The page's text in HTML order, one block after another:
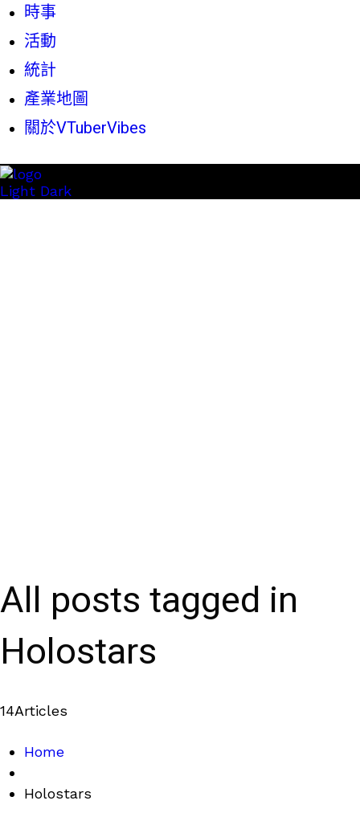
時事
活動
統計
產業地圖
關於VTuberVibes
Light Dark
All posts tagged in
Holostars
14Articles
Home
Holostars